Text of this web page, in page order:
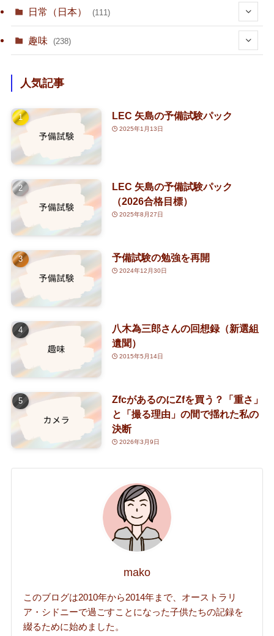
(36)
日常（日本） (111)
(10)
趣味 (238)
(30)
(25)
(14)
(5)
(1)
(5)
人気記事
LEC 矢島の予備試験パック
2025年1月13日
LEC 矢島の予備試験パック
（2026合格目標）
2025年8月27日
予備試験の勉強を再開
2024年12月30日
八木為三郎さんの回想録（新選組
遺聞）
2015年5月14日
ZfcがあるのにZfを買う？「重さ」
と「撮る理由」の間で揺れた私の
決断
2026年3月9日
mako
このブログは2010年から2014年まで、オーストラリ
ア・シドニーで過ごすことになった子供たちの記録を
綴るために始めました。